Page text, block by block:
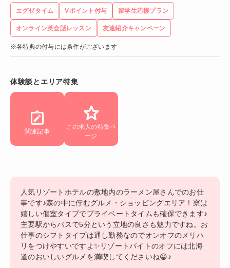
エグゼタイム Vポイント付与 留学生応援プラン
オンライン英会話レッスン 友達紹介キャンペーン
※各特典の付与には条件がございます
体験談とエリア特集
関連記事
この求人の特集ペ
ージ
人気リゾートホテルの敷地内のラーメン屋さんでのお仕
事です♪森の中に佇むグルメ・ショッピングエリア！寮は
嬉しい個室タイプでプライベートタイムも確保できます♪
主要駅からバスで5分という立地の良さも魅力ですね。お
仕事のシフトタイプは通し勤務なのでオンオフのメリハ
リをつけやすいですよ✨リゾートバイトのオフには北海
道のおいしいグルメを満喫してくださいね😁♪